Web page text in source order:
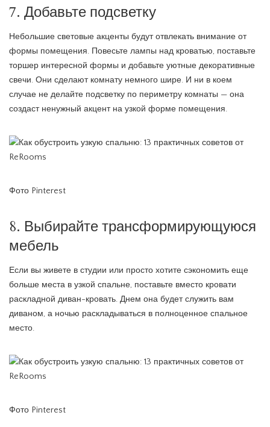
7. Добавьте подсветку
Небольшие световые акценты будут отвлекать внимание от
формы помещения. Повесьте лампы над кроватью, поставьте
торшер интересной формы и добавьте уютные декоративные
свечи. Они сделают комнату немного шире. И ни в коем
случае не делайте подсветку по периметру комнаты — она
создаст ненужный акцент на узкой форме помещения.
Фото Pinterest
8. Выбирайте трансформирующуюся
мебель
Если вы живете в студии или просто хотите сэкономить еще
больше места в узкой спальне, поставьте вместо кровати
раскладной диван-кровать. Днем она будет служить вам
диваном, а ночью раскладываться в полноценное спальное
место.
Фото Pinterest